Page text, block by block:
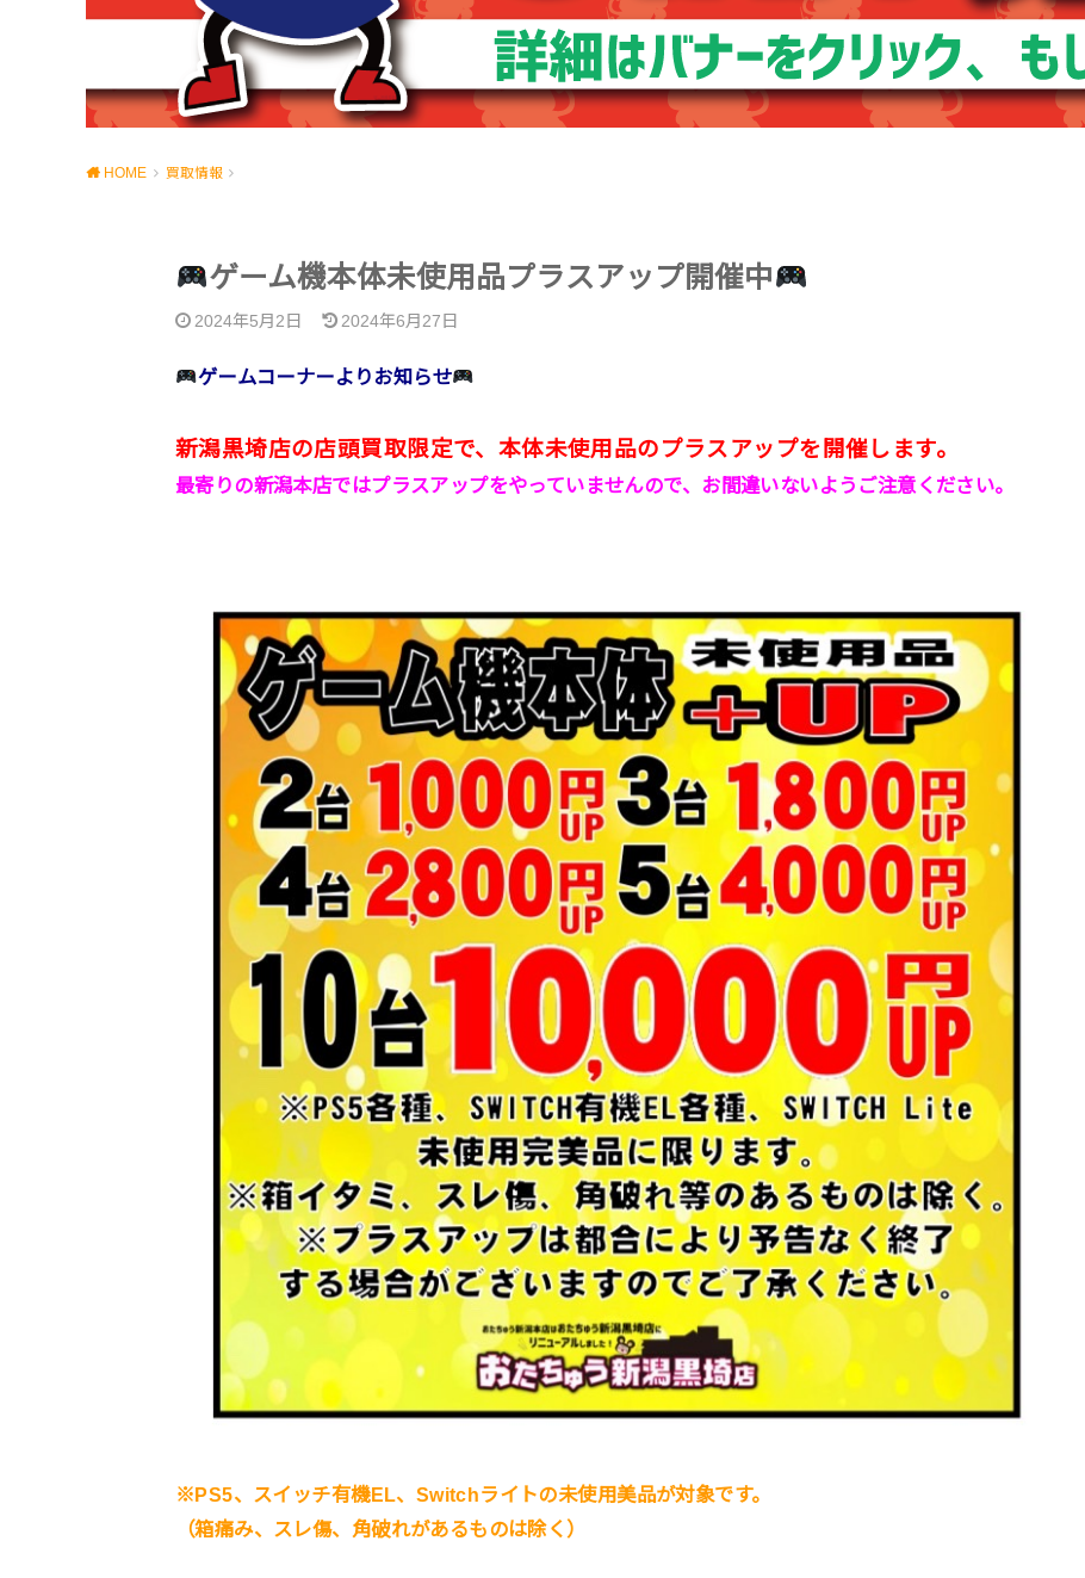
HOME 買取情報
ゲーム機本体未使用品プラスアップ開催中
2024年5月2日 2024年6月27日
ゲームコーナーよりお知らせ
新潟黒埼店の店頭買取限定で、本体未使用品のプラスアップを開催します。
最寄りの新潟本店ではプラスアップをやっていませんので、お間違いないようご注意ください。
※PS5、スイッチ有機EL、Switchライトの未使用美品が対象です。
（箱痛み、スレ傷、角破れがあるものは除く）